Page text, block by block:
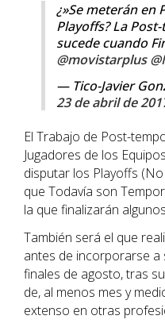
¿»Se meterán en
Playoffs? La
sucede cuando
@movistarplus
— Tico-Javier
23 de abril de
El Trabajo de Post-
Jugadores de los
disputar los Playoffs
que Todavía son
la que finalizarán
También será el que
antes de incorporarse a
finales de agosto, tras
de, al menos mes y
extenso en otras